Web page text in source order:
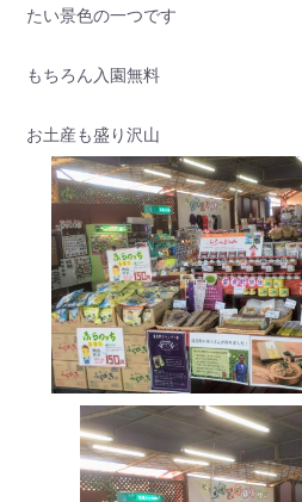
たい景色の一つです
もちろん入園無料
お土産も盛り沢山